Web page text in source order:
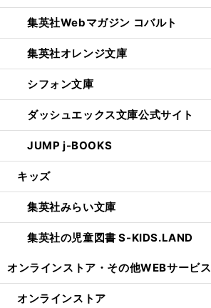
集英社Webマガジン コバルト
集英社オレンジ文庫
シフォン文庫
ダッシュエックス文庫公式サイト
JUMP j-BOOKS
キッズ
集英社みらい文庫
集英社の児童図書 S-KIDS.LAND
オンラインストア・ その他WEBサービス
オンラインストア